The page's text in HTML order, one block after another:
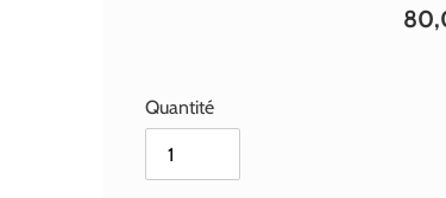
Prix
Quantité